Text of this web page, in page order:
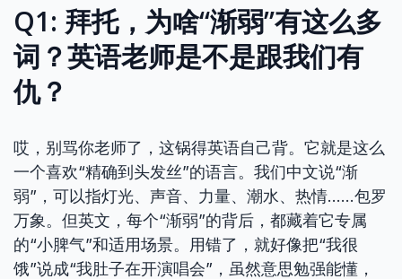
Q1: 拜托，为啥“渐弱”有这么多
词？英语老师是不是跟我们有
仇？
哎，别骂你老师了，这锅得英语自己背。它就是这么
一个喜欢“精确到头发丝”的语言。我们中文说“渐
弱”，可以指灯光、声音、力量、潮水、热情……包罗
万象。但英文，每个“渐弱”的背后，都藏着它专属
的“小脾气”和适用场景。用错了，就好像把“我很
饿”说成“我肚子在开演唱会”，虽然意思勉强能懂，